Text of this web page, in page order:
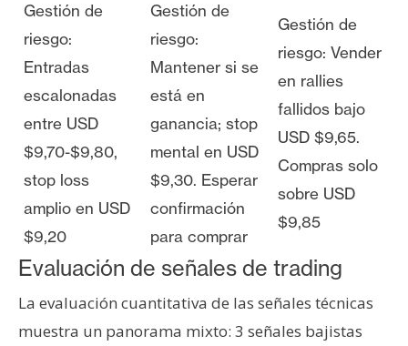
Gestión de
riesgo:
Entradas
escalonadas
entre USD
$9,70-$9,80,
stop loss
amplio en USD
$9,20
Gestión de
riesgo:
Mantener si se
está en
ganancia; stop
mental en USD
$9,30. Esperar
confirmación
para comprar
Gestión de
riesgo: Vender
en rallies
fallidos bajo
USD $9,65.
Compras solo
sobre USD
$9,85
Evaluación de señales de trading
La evaluación cuantitativa de las señales técnicas
muestra un panorama mixto: 3 señales bajistas